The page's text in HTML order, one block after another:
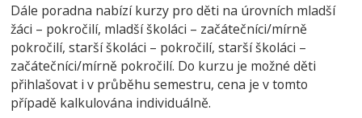
Dále poradna nabízí kurzy pro děti na úrovních mladší
žáci – pokročilí, mladší školáci – začátečníci/mírně
pokročilí, starší školáci – pokročilí, starší školáci –
začátečníci/mírně pokročilí. Do kurzu je možné děti
přihlašovat i v průběhu semestru, cena je v tomto
případě kalkulována individuálně.